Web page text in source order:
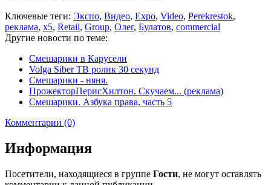
Ключевые теги: Экспо, Видео, Expo, Video, Perekrestok,
реклама, x5, Retail, Group, Олег, Булатов, commercial
Другие новости по теме:
Смешарики в Карусели
Volga Siber ТВ ролик 30 секунд
Смешарики - няня.
ПрожекторПерисХилтон. Скучаем... (реклама)
Смешарики. Азбука права, часть 5
Комментарии (0)
Информация
Посетители, находящиеся в группе Гости, не могут оставлять